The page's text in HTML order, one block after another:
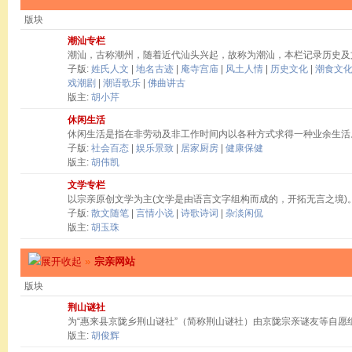
版块
潮汕专栏
潮汕，古称潮州，随着近代汕头兴起，故称为潮汕，本栏记录历史
子版: 姓氏人文 地名古迹 庵寺宫庙 风土人情 历史文化
潮食文化
戏潮剧
潮语歌乐
佛曲讲古
版主: 胡小芹
休闲生活
休闲生活是指在非劳动及非工作时间内以各种方式求得一种业余生
子版: 社会百态 娱乐景致 居家厨房
健康保健
版主: 胡伟凯
文学专栏
以宗亲原创文学为主(文学是由语言文字组构而成的，开拓无言之境)
子版: 散文随笔 言情小说 诗歌诗词
杂淡闲侃
版主: 胡玉珠
» 宗亲网站
版块
荆山谜社
为“惠来县京陇乡荆山谜社”（简称荆山谜社）由京陇宗亲谜友等自
版主: 胡俊辉